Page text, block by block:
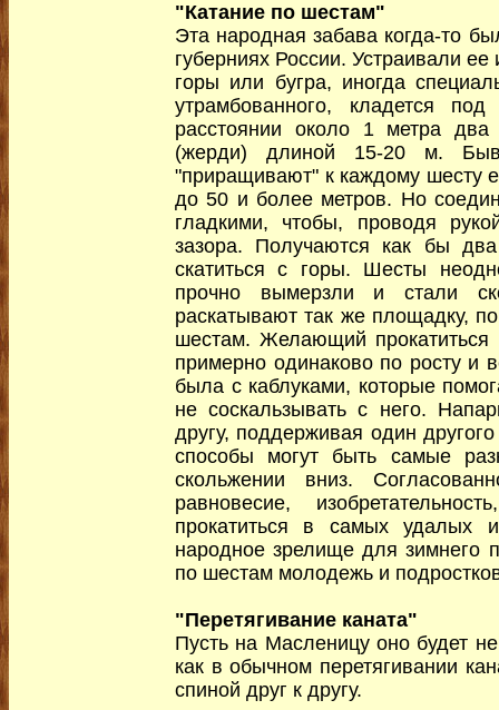
"Катание по шестам"
Эта народная забава когда-то
губерниях России. Устраивали
горы или бугра, иногда
утрамбованного, кладется
расстоянии около 1 метра два
(жерди) длиной 15-20 м.
"приращивают" к каждому шесту
до 50 и более метров. Но
гладкими, чтобы, проводя
зазора. Получаются как бы
скатиться с горы. Шесты
прочно вымерзли и стали
раскатывают так же площадку,
шестам. Желающий прокатиться
примерно одинаково по росту и
была с каблуками, которые
не соскальзывать с него.
другу, поддерживая один
способы могут быть самые
скольжении вниз.
равновесие,
прокатиться в самых удалых
народное зрелище для зимнего
по шестам молодежь и
"Перетягивание каната"
Пусть на Масленицу оно будет
как в обычном перетягивании
спиной друг к другу.